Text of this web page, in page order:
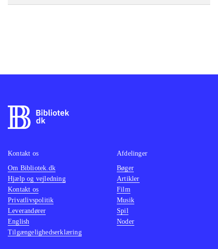
Kontakt os
Om Bibliotek.dk
Hjælp og vejledning
Kontakt os
Privatlivspolitik
Leverandører
English
Tilgængelighedserklæring
Afdelinger
Bøger
Artikler
Film
Musik
Spil
Noder